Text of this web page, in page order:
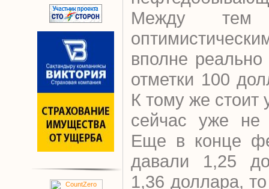
Между
вполне
отметки 100
К тому же стоит
сейчас уже не
Еще в конце
давали 1,25
1,36 доллара,